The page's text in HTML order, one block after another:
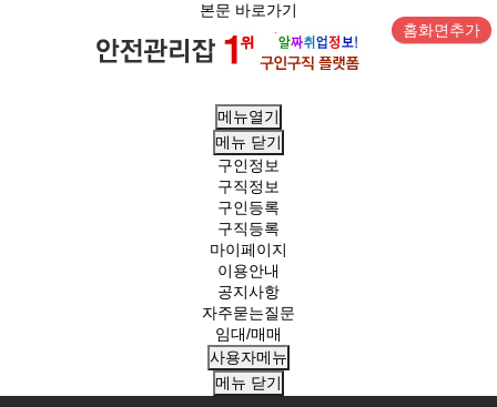
본문 바로가기
홈화면추가
메뉴열기
메뉴 닫기
구인정보
구직정보
구인등록
구직등록
마이페이지
이용안내
공지사항
자주묻는질문
임대/매매
사용자메뉴
메뉴 닫기